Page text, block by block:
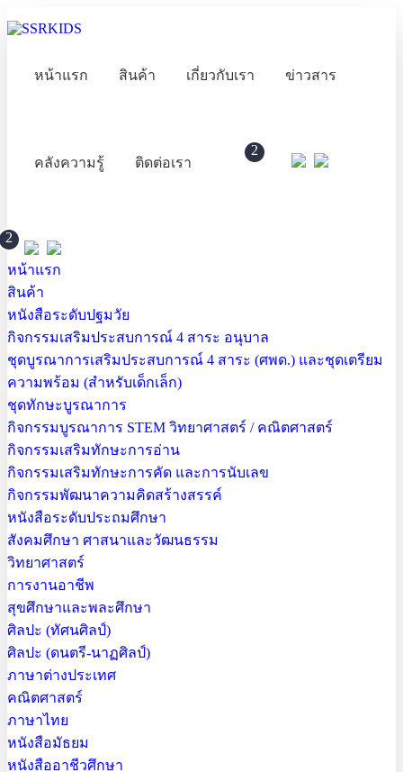
หน้าแรก สินค้า เกี่ยวกับเรา ข่าวสาร
คลังความรู้ ติดต่อเรา
2
2
หน้าแรก
สินค้า
หนังสือระดับปฐมวัย
กิจกรรมเสริมประสบการณ์ 4 สาระ อนุบาล
ชุดบูรณาการเสริมประสบการณ์ 4 สาระ (ศพด.) และชุดเตรียม
ความพร้อม (สำหรับเด็กเล็ก)
ชุดทักษะบูรณาการ
กิจกรรมบูรณาการ STEM วิทยาศาสตร์ / คณิตศาสตร์
กิจกรรมเสริมทักษะการอ่าน
กิจกรรมเสริมทักษะการคัด และการนับเลข
กิจกรรมพัฒนาความคิดสร้างสรรค์
หนังสือระดับประถมศึกษา
สังคมศึกษา ศาสนาและวัฒนธรรม
วิทยาศาสตร์
การงานอาชีพ
สุขศึกษาและพละศึกษา
ศิลปะ (ทัศนศิลป์)
ศิลปะ (ดนตรี-นาฏศิลป์)
ภาษาต่างประเทศ
คณิตศาสตร์
ภาษาไทย
หนังสือมัธยม
หนังสืออาชีวศึกษา